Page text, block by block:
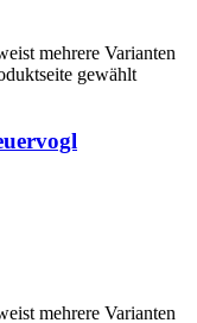
mehrere Varianten
gewählt
mehrere Varianten